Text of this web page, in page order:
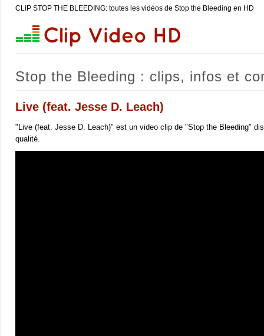
CLIP STOP THE BLEEDING: toutes les vidéos de Stop the Bleeding en HD
Stop the Bleeding : clips, infos et
Live (feat. Jesse D. Leach)
"Live (feat. Jesse D. Leach)" est un video clip de "Stop the Bleeding"
qualité.